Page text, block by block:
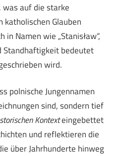
auf die starke
katholischen Glauben
Namen wie „Stanisław“,
Standhaftigkeit bedeutet
wird.
polnische Jungennamen
sind, sondern tief
Kontexteingebettet
und reflektieren die
über Jahrhunderte hinweg